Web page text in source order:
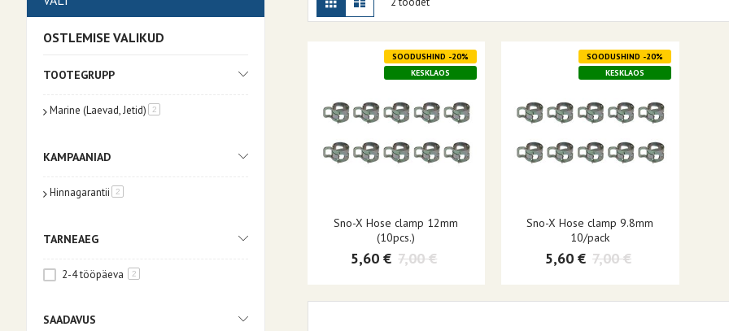
SOODUSHIND -20%
KESKLAOS
Sno-X Hose clamp 12mm
(10pcs.)
5,60 € 7,00 €
SOODUSHIND -20%
KESKLAOS
Sno-X Hose clamp 9.8mm
10/pack
5,60 € 7,00 €
OSTLEMISE VALIKUD
TOOTEGRUPP
Marine (Laevad, Jetid) 2toode
KAMPAANIAD
Hinnagarantii 2toode
TARNEAEG
2-4 tööpäeva 2
SAADAVUS